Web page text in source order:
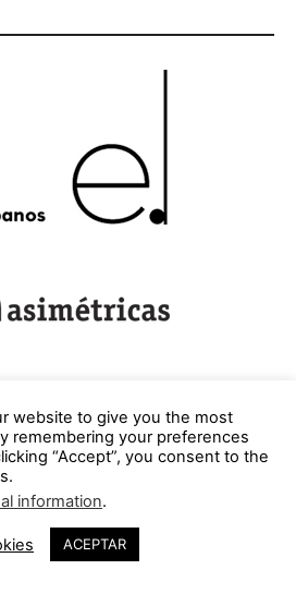
website to give you the most
remembering your preferences
“Accept”, you consent to the
information.
ACEPTAR